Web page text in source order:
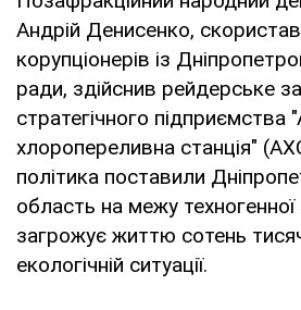
Андрій Денисенко,
корупціонерів із
ради, здійснив рейдерське
стратегічного підприємства
хлоропереливна станція"
політика поставили
область на межу
загрожує життю сотень
екологічній ситуації.